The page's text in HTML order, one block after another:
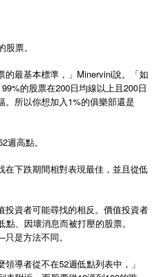
票。
的最基本標準，」Minervini說。「如
的股票在200日均線以上且200日
。所以你想加入1%的俱樂部還是
高點。
下跌期間相對表現最佳，並且從低
投資者可能尋找的相反。價值投資者
、因壞消息而被打壓的股票。
是方法不同。
領導者從不在52週低點列表中，」